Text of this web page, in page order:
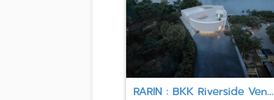
RARIN : BKK Riverside Ven...